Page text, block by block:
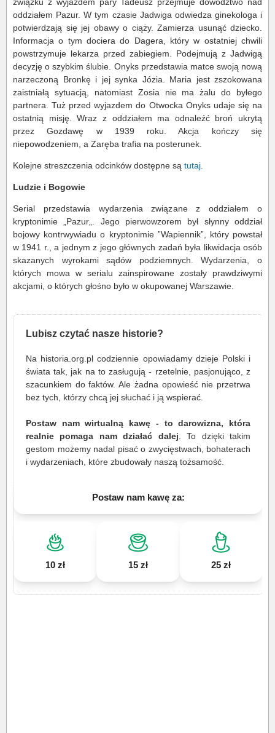
oddziałem Pazur. W tym czasie Jadwiga odwiedza ginekologa i
potwierdzają się jej obawy o ciąży. Zamierza usunąć dziecko.
Informacja o tym dociera do Dagera, który w ostatniej chwili
powstrzymuje lekarza przed zabiegiem. Podejmują z Jadwigą
decyzję o szybkim ślubie. Onyks przedstawia matce swoją nową
narzeczoną Bronkę i jej synka Józia. Maria jest zszokowana
zaistniałą sytuacją, natomiast Zosia nie ma żalu do byłego
partnera. Tuż przed wyjazdem do Otwocka Onyks udaje się na
ostatnią misję. Wraz z oddziałem ma odnaleźć broń ukrytą
przez Gozdawę w 1939 roku. Akcja kończy się
niepowodzeniem, a Zaręba trafia na posterunek.
Kolejne streszczenia odcinków dostępne są tutaj
Ludzie i Bogowie
Serial przedstawia wydarzenia związane z oddziałem o
kryptonimie „Pazur„. Jego pierwowzorem był słynny oddział
bojowy kontrwywiadu o kryptonimie ”Wapiennik”, który powstał
w 1941 r., a jednym z jego głównych zadań była likwidacja osób
skazanych wyrokami sądów podziemnych. Wydarzenia, o
których mowa w serialu zainspirowane zostały prawdziwymi
akcjami, o których głośno było w okupowanej Warszawie.
Lubisz czytać nasze historie?
Na historia.org.pl codziennie opowiadamy dzieje Polski i
świata tak, jak na to zasługują - rzetelnie, pasjonująco, z
szacunkiem do faktów. Ale żadna opowieść nie przetrwa
bez tych, którzy chcą jej słuchać i ją wspierać.
Postaw nam wirtualną kawę - to darowizna, która
realnie pomaga nam działać dalej . To dzięki takim
gestom możemy nadal pisać o zwycięstwach, bohaterach
i wydarzeniach, które zbudowały naszą tożsamość.
Postaw nam kawę za:
10 zł 15 zł 25 zł